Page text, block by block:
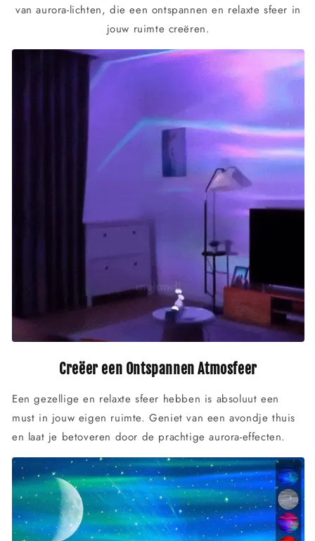
van aurora-lichten, die een ontspannen en relaxte sfeer in
jouw ruimte creëren.
Creëer een Ontspannen Atmosfeer
Een gezellige en relaxte sfeer hebben is absoluut een
must in jouw eigen ruimte. Geniet van een avondje thuis
en laat je betoveren door de prachtige aurora-effecten.